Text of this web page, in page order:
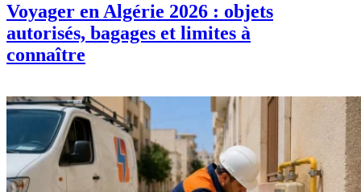
Voyager en Algérie 2026 : objets
autorisés, bagages et limites à
connaître